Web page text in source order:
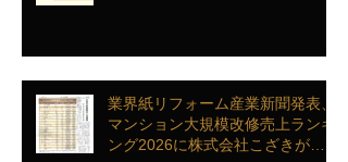
業界紙リフォーム産業新聞発表、
マンション大規模改修売上ランキ
ング2026に株式会社こざきがラ